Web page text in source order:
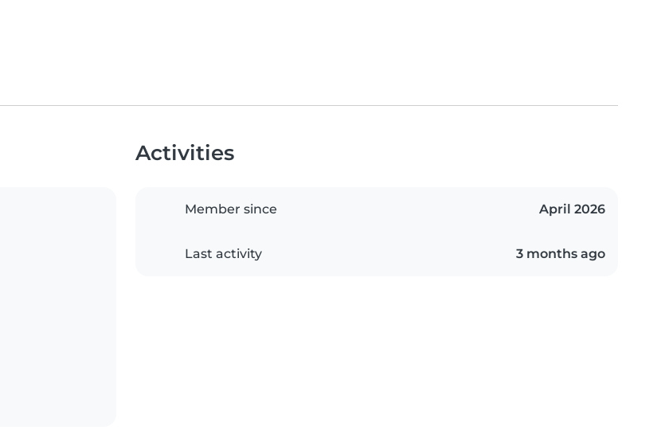
Activities
Member since April 2026
Last activity 3 months ago